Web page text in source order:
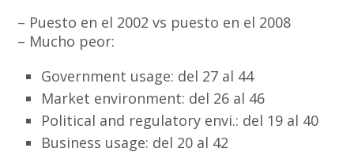
– Puesto en el 2002 vs puesto en el 2008
– Mucho peor:
Government usage: del 27 al 44
Market environment: del 26 al 46
Political and regulatory envi.: del 19 al 40
Business usage: del 20 al 42